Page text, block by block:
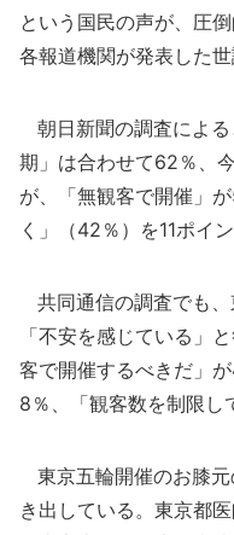
という国民の声が、圧
各報道機関が発表した世
朝日新聞の調査によ
期」は合わせて62％、
が、「無観客で開催」
く」（42％）を11ポイ
共同通信の調査でも
「不安を感じている」
客で開催するべきだ」
8％、「観客数を制限し
東京五輪開催のお膝
き出している。東京都